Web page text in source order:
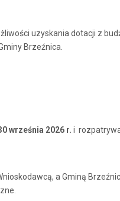
uzyskania dotacji z
Brzeźnica.
września 2026 r. i
a Gminą